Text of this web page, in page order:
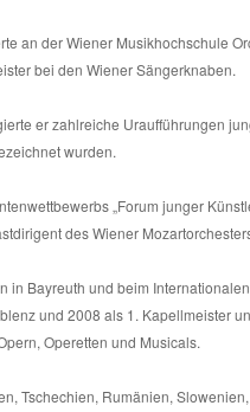
an der Wiener Musikhochschule
bei den Wiener Sängerknaben.
er zahlreiche Uraufführungen
wurden.
„Forum junger
des Wiener
in Bayreuth und beim
und 2008 als 1. Kapellmeister
Operetten und Musicals.
Tschechien, Rumänien,